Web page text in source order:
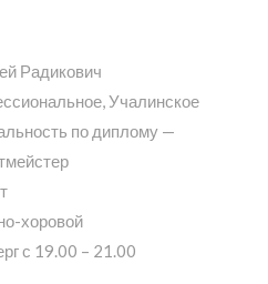
Радикович
Учалинское
по диплому —
хоровой
с 19.00 – 21.00